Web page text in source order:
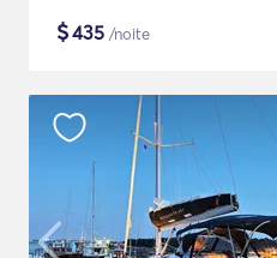
$435 /noite